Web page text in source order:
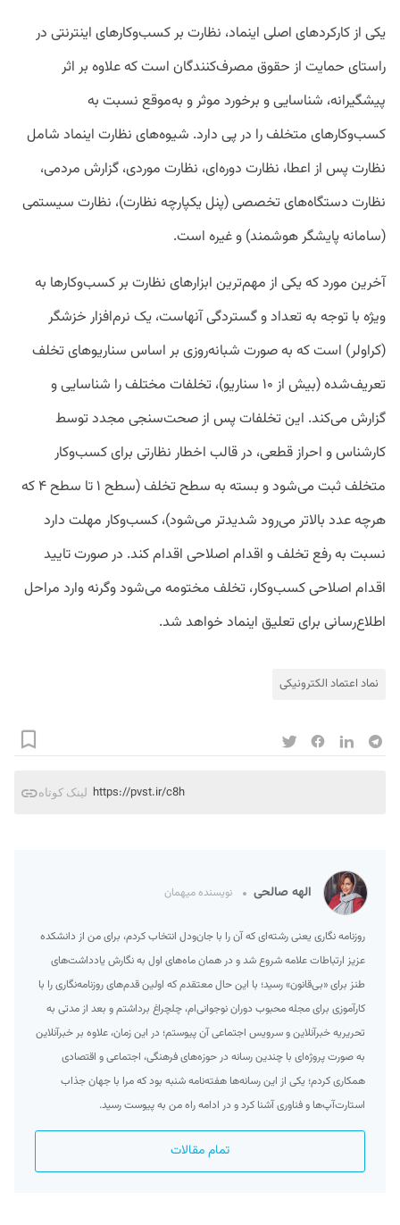
یکی از کارکردهای اصلی اینماد، نظارت بر کسب‌وکارهای اینترنتی در
راستای حمایت از حقوق مصرف‌کنندگان است که علاوه بر اثر
پیشگیرانه، شناسایی و برخورد موثر و به‌موقع نسبت به
کسب‌وکارهای متخلف را در پی دارد. شیوه‌های نظارت اینماد شامل
نظارت پس از اعطا، نظارت دوره‌ای، نظارت موردی، گزارش مردمی،
نظارت دستگاه‌های تخصصی (پنل یکپارچه نظارت)، نظارت سیستمی
(سامانه پایشگر هوشمند) و غیره است.
آخرین مورد که یکی از مهم‌ترین ابزارهای نظارت بر کسب‌وکارها به
ویژه با توجه به تعداد و گستردگی آنهاست، یک نرم‌افزار خزشگر
(کراولر) است که به صورت شبانه‌روزی بر اساس سناریوهای تخلف
تعریف‌شده (بیش از ۱۰ سناریو)، تخلفات مختلف را شناسایی و
گزارش می‌کند. این تخلفات پس از صحت‌سنجی مجدد توسط
کارشناس و احراز قطعی، در قالب اخطار نظارتی برای کسب‌وکار
متخلف ثبت می‌شود و بسته به سطح تخلف (سطح ۱ تا سطح ۴ که
هرچه عدد بالاتر می‌رود شدیدتر می‌شود)، کسب‌وکار مهلت دارد
نسبت به رفع تخلف و اقدام اصلاحی اقدام کند. در صورت تایید
اقدام اصلاحی کسب‌وکار، تخلف مختومه می‌شود وگرنه وارد مراحل
اطلاع‌رسانی برای تعلیق اینماد خواهد شد.
نماد اعتماد الکترونیکی
لینک کوتاه https://pvst.ir/c8h
الهه صالحی نویسنده میهمان
روزنامه نگاری یعنی رشته‌ای که آن را با جان‌ودل انتخاب کردم، برای من از دانشکده
عزیز ارتباطات علامه شروع شد و در همان ماه‌های اول به نگارش یادداشت‌های
طنز برای «بی‌قانون» رسید؛ با این حال معتقدم که اولین قدم‌های روزنامه‌نگاری را با
کارآموزی برای مجله محبوب دوران نوجوانی‌ام، چلچراغ برداشتم و بعد از مدتی به
تحریریه خبرآنلاین و سرویس اجتماعی آن پیوستم؛ در این زمان، علاوه بر خبرآنلاین
به صورت پروژه‌ای با چندین رسانه در حوزه‌های فرهنگی، اجتماعی و اقتصادی
همکاری کردم؛ یکی از این رسانه‌ها هفته‌نامه شنبه بود که مرا با جهان جذاب
استارت‌آپ‌ها و فناوری آشنا کرد و در ادامه راه من به پیوست رسید.
تمام مقالات